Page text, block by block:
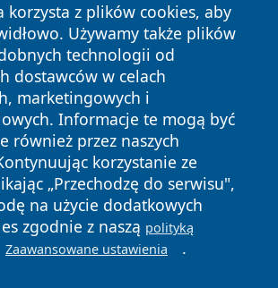
korzysta z plików cookies, aby
Używamy także plików
technologii od
dostawców w celach
marketingowych i
Informacje te mogą być
również przez naszych
korzystanie ze
„Przechodzę do serwisu",
na użycie dodatkowych
zgodnie z naszą polityką
Zaawansowane ustawienia .
Wszystkie prawa
Polityka
Prywatności
Polityka
Cookies